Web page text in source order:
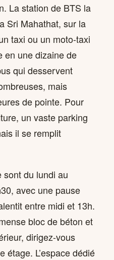
La station de BTS la
Sri Mahathat, sur la
taxi ou un moto-taxi
en une dizaine de
qui desservent
mais
de pointe. Pour
un vaste parking
il se remplit
sont du lundi au
avec une pause
entre midi et 13h.
bloc de béton et
dirigez-vous
étage. L’espace dédié